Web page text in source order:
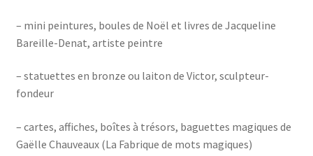
– mini peintures, boules de Noël et livres de Jacqueline
Bareille-Denat, artiste peintre
– statuettes en bronze ou laiton de Victor, sculpteur-
fondeur
– cartes, affiches, boîtes à trésors, baguettes magiques de
Gaëlle Chauveaux (La Fabrique de mots magiques)